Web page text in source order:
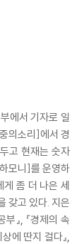
에서 기자로 일
의소리]에서 경
고 현재는 숫자
모니]를 운영하
좀 더 나은 세
갖고 있다. 지은
』, 『경제의 속
에 딴지 걸다』,